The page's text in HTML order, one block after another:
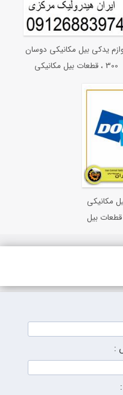
یدکی بیل مکانیکی دوسان
300 ، قطعات بیل مکانیکی
مکانیکی
قطعات بیل
: